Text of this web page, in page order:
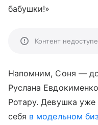
бабушки!»
Контент
Напомним, Соня —
Руслана
Ротару. Девушка уже
себя в модельном